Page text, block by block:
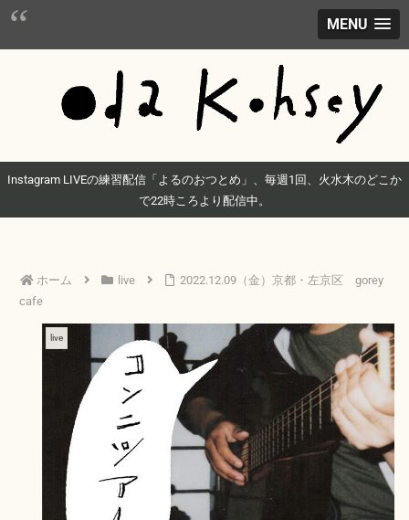
MENU
Instagram LIVEの練習配信「よるのおつとめ」、毎週1回、火水木のどこか
で22時ころより配信中。
ホーム live
2022.12.09（金）京都・左京区 gorey
cafe
live